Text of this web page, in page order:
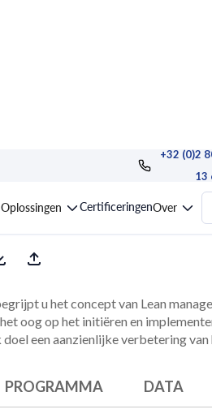
+32 (0)2
13
Oplossingen CertificeringenOver
u het concept van Lean
oog op het initiëren en
een aanzienlijke verbetering
PROGRAMMA DATA